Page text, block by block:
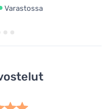
Varastossa